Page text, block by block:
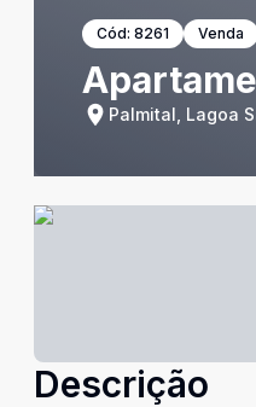
Cód: 8261 Venda
Palmital, Lagoa
Descrição